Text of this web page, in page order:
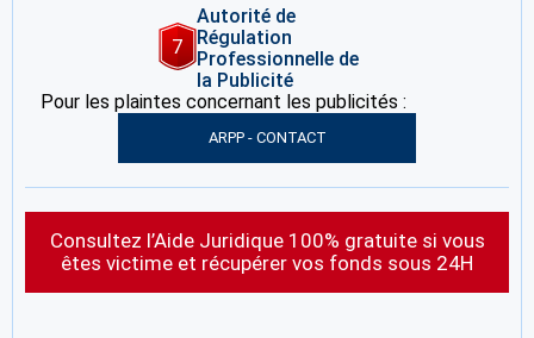
7
Autorité de
Régulation
Professionnelle de
la Publicité
Pour les plaintes concernant les publicités :
ARPP - CONTACT
Consultez l’Aide Juridique 100% gratuite si vous
êtes victime et récupérer vos fonds sous 24H